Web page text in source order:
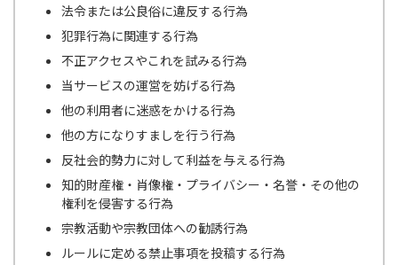
法令または公良俗に違反する行為
犯罪行為に関連する行為
不正アクセスやこれを試みる行為
当サービスの運営を妨げる行為
他の利用者に迷惑をかける行為
他の方になりすましを行う行為
反社会的勢力に対して利益を与える行為
知的財産権・肖像権・プライバシー・名誉・その他の
権利を侵害する行為
宗教活動や宗教団体への勧誘行為
ルールに定める禁止事項を投稿する行為